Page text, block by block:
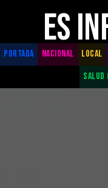
ES
PORTADA NACIONAL LOCAL